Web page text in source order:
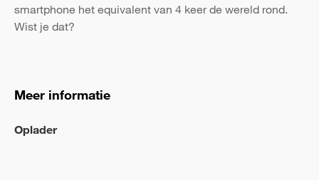
smartphone het equivalent van 4 keer de wereld rond.
Wist je dat?
Meer informatie
Oplader